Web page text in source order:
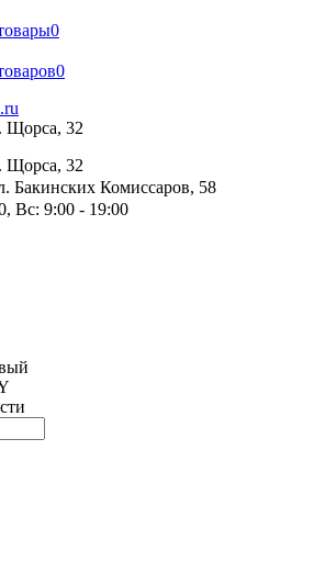
0
0
Щорса, 32
Щорса, 32
Бакинских Комиссаров, 58
Вс: 9:00 - 19:00